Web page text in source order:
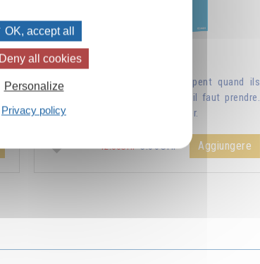
Combien les humains se trompent quand ils
s’imaginent que pour s’enrichir il faut prendre.
Non, pour s’enrichir, il faut donner.
12.00CHF5.00CHF Aggiungere
OK, accept all
Deny all cookies
Personalize
Privacy policy